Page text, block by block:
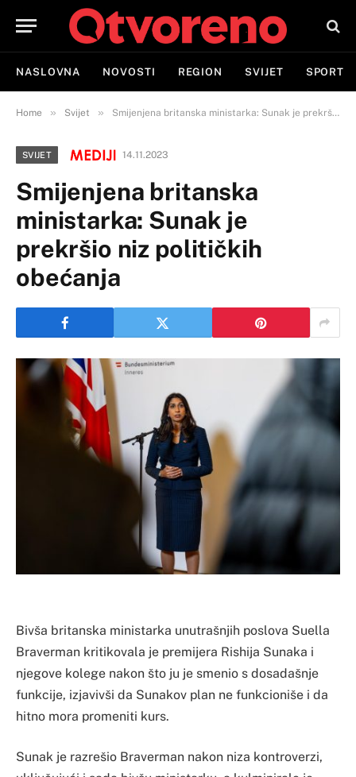
NASLOVNA NOVOSTI REGION SVIJET SPORT
Home » Svijet » Smijenjena britanska ministarka: Sunak je prekršio niz političkih obećanja
SVIJET 14.11.2023
Smijenjena britanska
ministarka: Sunak je
prekršio niz političkih
obećanja
Bivša britanska ministarka unutrašnjih poslova Suella
Braverman kritikovala je premijera Rishija Sunaka i
njegove kolege nakon što ju je smenio s dosadašnje
funkcije, izjavivši da Sunakov plan ne funkcioniše i da
hitno mora promeniti kurs.
Sunak je razrešio Braverman nakon niza kontroverzi,